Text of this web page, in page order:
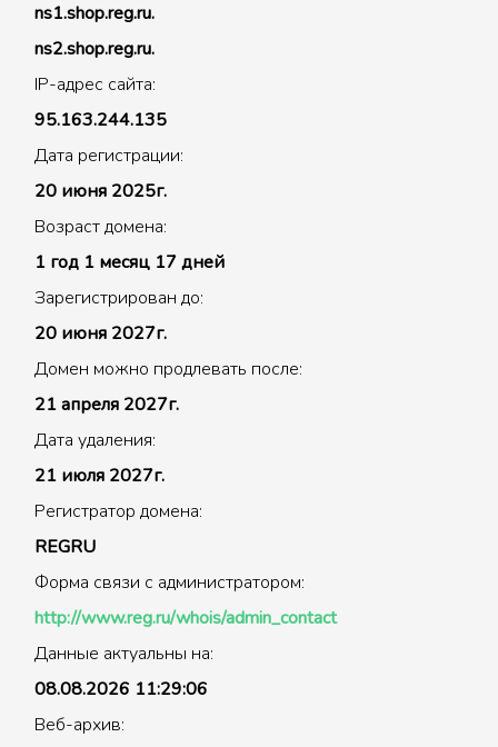
ns1.shop.reg.ru.
ns2.shop.reg.ru.
IP-адрес сайта:
95.163.244.135
Дата регистрации:
20 июня 2025г.
Возраст домена:
1 год 1 месяц 17 дней
Зарегистрирован до:
20 июня 2027г.
Домен можно продлевать после:
21 апреля 2027г.
Дата удаления:
21 июля 2027г.
Регистратор домена:
REGRU
Форма связи с администратором:
http://www.reg.ru/whois/admin_contact
Данные актуальны на:
08.08.2026 11:29:06
Веб-архив: